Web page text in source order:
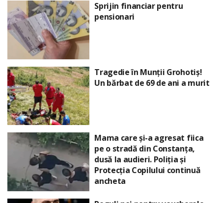
Sprijin financiar pentru
pensionari
Tragedie în Munții Grohotiș!
Un bărbat de 69 de ani a murit
Mama care și-a agresat fiica
pe o stradă din Constanța,
dusă la audieri. Poliția și
Protecția Copilului continuă
ancheta